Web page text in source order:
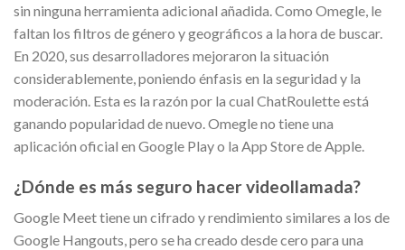
sin ninguna herramienta adicional añadida. Como Omegle, le
faltan los filtros de género y geográficos a la hora de buscar.
En 2020, sus desarrolladores mejoraron la situación
considerablemente, poniendo énfasis en la seguridad y la
moderación. Esta es la razón por la cual ChatRoulette está
ganando popularidad de nuevo. Omegle no tiene una
aplicación oficial en Google Play o la App Store de Apple.
¿Dónde es más seguro hacer videollamada?
Google Meet tiene un cifrado y rendimiento similares a los de
Google Hangouts, pero se ha creado desde cero para una